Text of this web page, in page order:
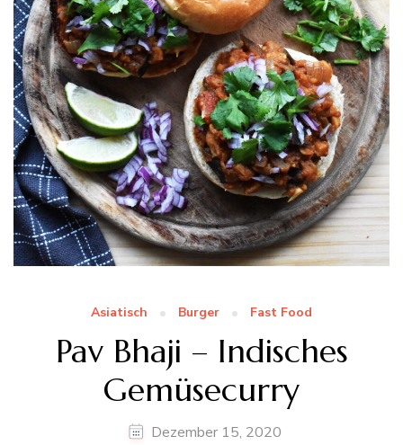
Asiatisch Burger Fast Food
Pav Bhaji – Indisches
Gemüsecurry
Dezember 15, 2020